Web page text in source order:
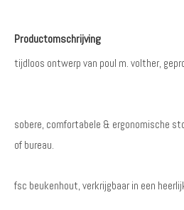
Productomschrijving
tijdloos ontwerp van poul m. volther,
sobere, comfortabele & ergonomische
of bureau.
fsc beukenhout, verkrijgbaar in een